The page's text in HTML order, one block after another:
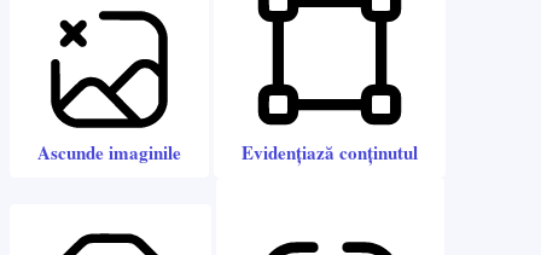
Ascunde imaginile Evidențiază conținutul